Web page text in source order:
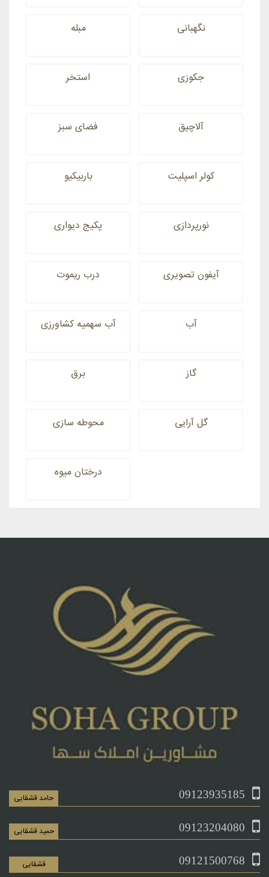
مبله نگهبانی
استخر جکوزی
فضای سبز آلاچیق
باربیکیو کولر اسپلیت
پکیج دیواری نورپردازی
درب ریموت آیفون تصویری
آب سهمیه کشاورزی آب
برق گاز
محوطه سازی گل آرایی
درختان میوه
09123935185 حامد قشقایی
09123204080 حمید قشقایی
09121500768 قشقایی